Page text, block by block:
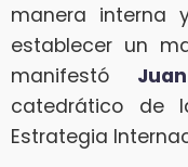
manera interna
establecer un
manifestó
catedrático de
Estrategia